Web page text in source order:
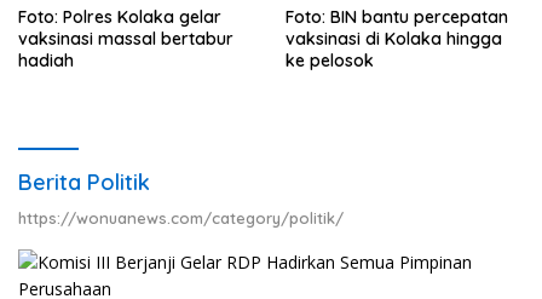
Foto: Polres Kolaka gelar
vaksinasi massal bertabur
hadiah
Foto: BIN bantu percepatan
vaksinasi di Kolaka hingga
ke pelosok
Berita Politik
https://wonuanews.com/category/politik/